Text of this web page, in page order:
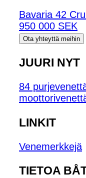
Bavaria 42
950 000 SEK
Ota yhteyttä meihin
JUURI NYT
84
LINKIT
Venemerkkejä
TIETOA